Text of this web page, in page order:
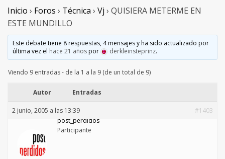
Vjspain
Ayuda
Contacto
Entrar
Inicio › Foros › Técnica › Vj › QUISIERA METERME EN
ESTE MUNDILLO
Este debate tiene 8 respuestas, 4 mensajes y ha sido actualizado por
última vez el hace 21 añospor derkleinsteprinz.
Viendo 9 entradas - de la 1 a la 9 (de un total de 9)
Autor Entradas
2 junio, 2005 a las 13:39
#1403
post_perdidos
Participante